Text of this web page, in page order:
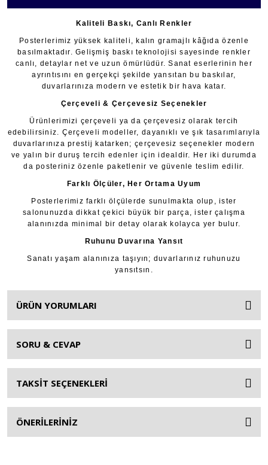
Kaliteli Baskı, Canlı Renkler
Posterlerimiz yüksek kaliteli, kalın gramajlı kâğıda özenle
basılmaktadır. Gelişmiş baskı teknolojisi sayesinde renkler
canlı, detaylar net ve uzun ömürlüdür. Sanat eserlerinin her
ayrıntısını en gerçekçi şekilde yansıtan bu baskılar,
duvarlarınıza modern ve estetik bir hava katar.
Çerçeveli & Çerçevesiz Seçenekler
Ürünlerimizi çerçeveli ya da çerçevesiz olarak tercih
edebilirsiniz. Çerçeveli modeller, dayanıklı ve şık tasarımlarıyla
duvarlarınıza prestij katarken; çerçevesiz seçenekler modern
ve yalın bir duruş tercih edenler için idealdir. Her iki durumda
da posteriniz özenle paketlenir ve güvenle teslim edilir.
Farklı Ölçüler, Her Ortama Uyum
Posterlerimiz farklı ölçülerde sunulmakta olup, ister
salonunuzda dikkat çekici büyük bir parça, ister çalışma
alanınızda minimal bir detay olarak kolayca yer bulur.
Ruhunu Duvarına Yansıt
Sanatı yaşam alanınıza taşıyın; duvarlarınız ruhunuzu
yansıtsın.
ÜRÜN YORUMLARI
SORU & CEVAP
TAKSİT SEÇENEKLERİ
ÖNERİLERİNİZ